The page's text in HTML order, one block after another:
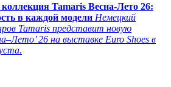
Tamaris Весна-Лето 26:
в каждой модели Немецкий
Tamaris представит новую
26 на выставке Euro Shoes в